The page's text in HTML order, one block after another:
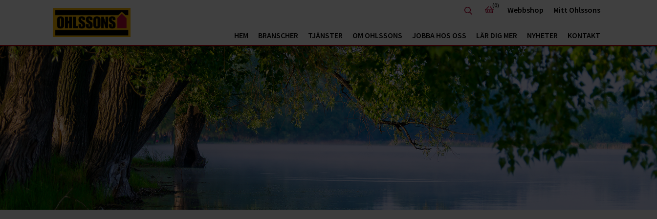
HEM BRANSCHER TJÄNSTER OM OHLSSONS JOBBA HOS OSS LÄR DIG MER NYHETER KONTAKT
(0) Webbshop Mitt Ohlssons